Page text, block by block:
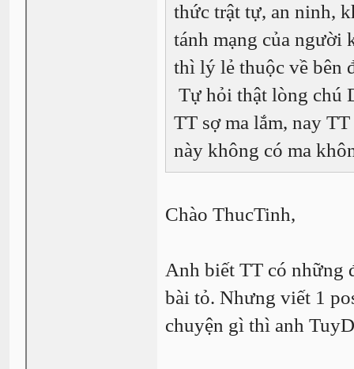
thức trật tự, an ninh,
tánh mạng của người
thì lý lẻ thuộc về bên
Tự hỏi thật lòng chú
TT sợ ma lắm, nay
này không có ma
Chào ThucTinh,
Anh biết TT có những
bài tỏ. Nhưng viết 1
chuyện gì thì anh